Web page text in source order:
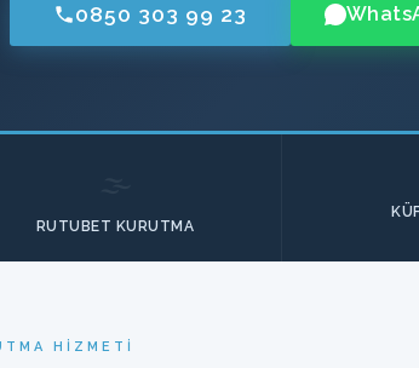
0850 303 99 23
RUTUBET KURUTMA
HIZMETI